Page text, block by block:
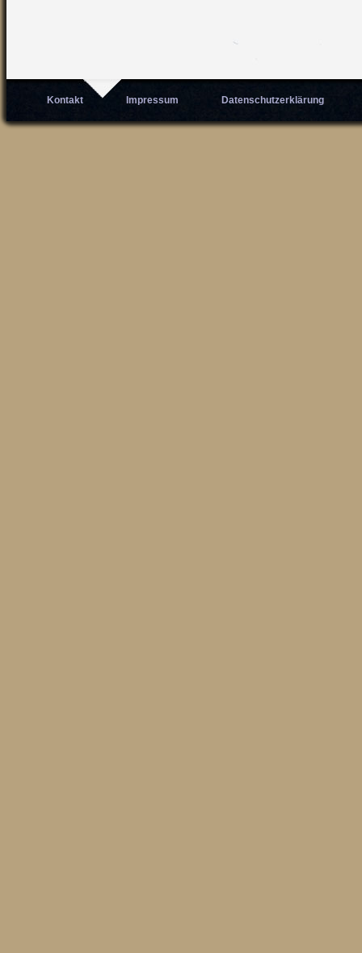
Kontakt Impressum Datenschutzerklärung